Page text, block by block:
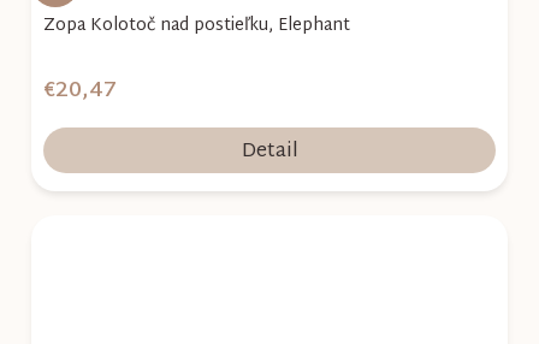
Zopa Kolotoč nad postieľku, Elephant
€20,47
Detail